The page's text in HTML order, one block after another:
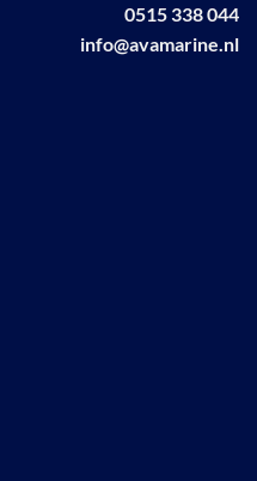
productpagina
0515 338 044
info@avamarine.nl